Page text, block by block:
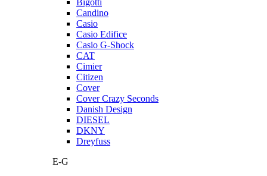
Bigotti
Candino
Casio
Casio Edifice
Casio G-Shock
CAT
Cimier
Citizen
Cover
Cover Crazy Seconds
Danish Design
DIESEL
DKNY
Dreyfuss
E-G